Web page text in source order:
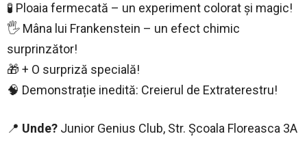
🧪 Ploaia fermecată – un experiment colorat și magic!
🖐️ Mâna lui Frankenstein – un efect chimic
surprinzător!
🎁 + O surpriză specială!
🧠 Demonstrație inedită: Creierul de Extraterestru!
📍 Unde? Junior Genius Club, Str. Școala Floreasca 3A